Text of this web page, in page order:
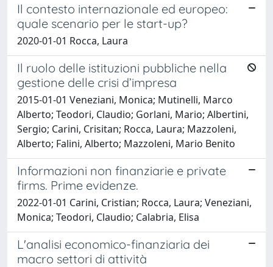
Il contesto internazionale ed europeo:
quale scenario per le start-up?
2020-01-01 Rocca, Laura
Il ruolo delle istituzioni pubbliche nella
gestione delle crisi d’impresa
2015-01-01 Veneziani, Monica; Mutinelli, Marco
Alberto; Teodori, Claudio; Gorlani, Mario; Albertini,
Sergio; Carini, Crisitan; Rocca, Laura; Mazzoleni,
Alberto; Falini, Alberto; Mazzoleni, Mario Benito
Informazioni non finanziarie e private
firms. Prime evidenze.
2022-01-01 Carini, Cristian; Rocca, Laura; Veneziani,
Monica; Teodori, Claudio; Calabria, Elisa
L'analisi economico-finanziaria dei
macro settori di attività